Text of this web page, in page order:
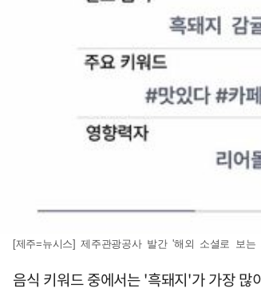
[제주=뉴시스] 제주관광공사 발간 '해외 소셜로 보
음식 키워드 중에서는 '흑돼지'가 가장